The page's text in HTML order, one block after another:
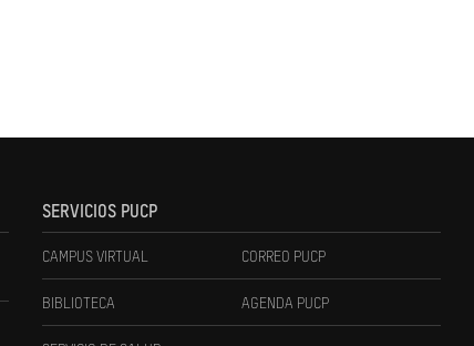
SERVICIOS PUCP
CAMPUS VIRTUAL CORREO PUCP
BIBLIOTECA AGENDA PUCP